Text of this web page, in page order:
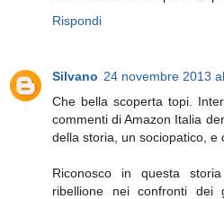
Rispondi
Silvano 24 novembre 2013
Che bella scoperta topi.
commenti di Amazon Italia
della storia, un sociopatico, e
Riconosco in questa
ribellione nei confronti dei